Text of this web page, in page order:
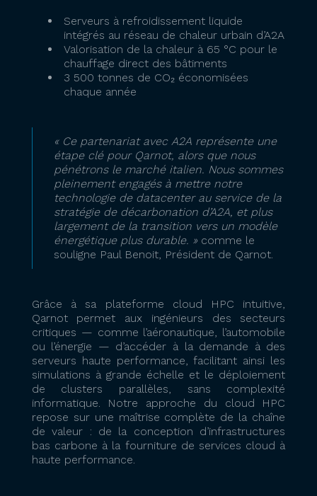
Serveurs à refroidissement liquide
intégrés au réseau de chaleur urbain d’A2A
Valorisation de la chaleur à 65 °C pour le
chauffage direct des bâtiments
3 500 tonnes de CO₂ économisées
chaque année
« Ce partenariat avec A2A représente une
étape clé pour Qarnot, alors que nous
pénétrons le marché italien. Nous sommes
pleinement engagés à mettre notre
technologie de datacenter au service de la
stratégie de décarbonation d’A2A, et plus
largement de la transition vers un modèle
énergétique plus durable. »comme le
souligne Paul Benoit, Président de Qarnot.
Grâce à sa plateforme cloud HPC intuitive,
Qarnot permet aux ingénieurs des secteurs
critiques — comme l’aéronautique, l’automobile
ou l’énergie — d’accéder à la demande à des
serveurs haute performance, facilitant ainsi les
simulations à grande échelle et le déploiement
de clusters parallèles, sans complexité
informatique. Notre approche du cloud HPC
repose sur une maîtrise complète de la chaîne
de valeur : de la conception d’infrastructures
bas carbone à la fourniture de services cloud à
haute performance.